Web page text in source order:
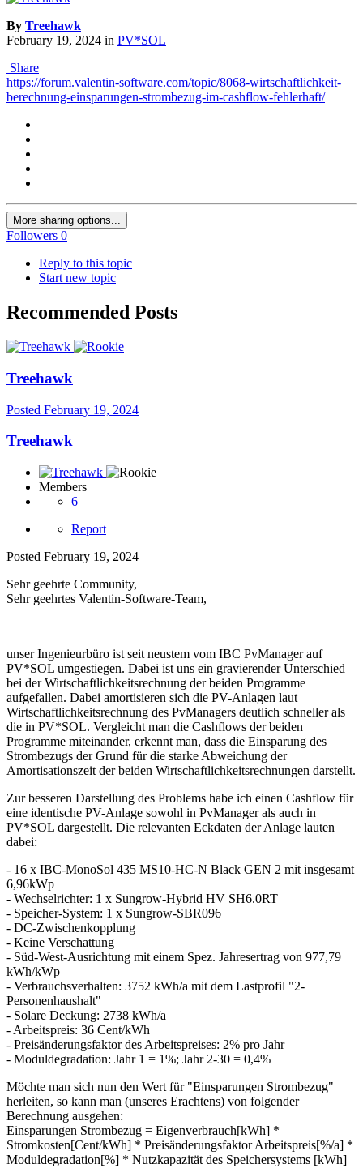
By Treehawk
February 19, 2024 in PV*SOL
Share
https://forum.valentin-software.com/topic/8068-wirtschaftlichkeit-
berechnung-einsparungen-strombezug-im-cashflow-fehlerhaft/
More sharing options...
Followers 0
Reply to this topic
Start new topic
Recommended Posts
Treehawk
Posted February 19, 2024
Treehawk
Members
6
Report
Posted February 19, 2024
Sehr geehrte Community,
Sehr geehrtes Valentin-Software-Team,
unser Ingenieurbüro ist seit neustem vom IBC PvManager auf
PV*SOL umgestiegen. Dabei ist uns ein gravierender Unterschied
bei der Wirtschaftlichkeitsrechnung der beiden Programme
aufgefallen. Dabei amortisieren sich die PV-Anlagen laut
Wirtschaftlichkeitsrechnung des PvManagers deutlich schneller als
die in PV*SOL. Vergleicht man die Cashflows der beiden
Programme miteinander, erkennt man, dass die Einsparung des
Strombezugs der Grund für die starke Abweichung der
Amortisationszeit der beiden Wirtschaftlichkeitsrechnungen darstellt.
Zur besseren Darstellung des Problems habe ich einen Cashflow für
eine identische PV-Anlage sowohl in PvManager als auch in
PV*SOL dargestellt. Die relevanten Eckdaten der Anlage lauten
dabei:
- 16 x IBC-MonoSol 435 MS10-HC-N Black GEN 2 mit insgesamt
6,96kWp
- Wechselrichter: 1 x Sungrow-Hybrid HV SH6.0RT
- Speicher-System: 1 x Sungrow-SBR096
- DC-Zwischenkopplung
- Keine Verschattung
- Süd-West-Ausrichtung mit einem Spez. Jahresertrag von 977,79
kWh/kWp
- Verbrauchsverhalten: 3752 kWh/a mit dem Lastprofil "2-
Personenhaushalt"
- Solare Deckung: 2738 kWh/a
- Arbeitspreis: 36 Cent/kWh
- Preisänderungsfaktor des Arbeitspreises: 2% pro Jahr
- Moduldegradation: Jahr 1 = 1%; Jahr 2-30 = 0,4%
Möchte man sich nun den Wert für "Einsparungen Strombezug"
herleiten, so kann man (unseres Erachtens) von folgender
Berechnung ausgehen:
Einsparungen Strombezug = Eigenverbrauch[kWh] *
Stromkosten[Cent/kWh] * Preisänderungsfaktor Arbeitspreis[%/a] *
Moduldegradation[%] * Nutzkapazität des Speichersystems [kWh]